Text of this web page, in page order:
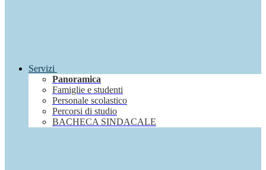
Servizi
Panoramica
Famiglie e studenti
Personale scolastico
Percorsi di studio
BACHECA SINDACALE